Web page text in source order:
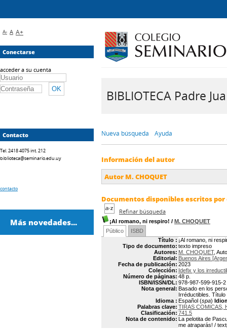
BIBLIOTECA Padre
Nueva búsqueda Ayuda
Información del autor
Autor M. CHOQUET
Documentos disponibles escritos
Refinar búsqueda
¡Al romano, ni respiro! / M. CHOQUET
Público
ISBD
Título : ¡Al romano, ni
Tipo de documento: texto impreso
Autores: M. CHOQUET,
Editorial: Buenos Aires
Fecha de publicación: 2023
Colección: Idefix y los
Número de páginas: 48 p.
ISBN/ISSN/DL: 978-987-599-915-2
Nota general: Basado en los
Irréductibles. Título
Idioma : Español (spa)
Palabras clave: TIRAS COMICAS,
Clasificación: 741.5
Nota de contenido: La pelotita de
me atraparás! /
A- A A+
Conectarse
acceder a su cuenta
Contacto
Tel. 2418 4075 int. 212
biblioteca@seminario.edu.uy
contacto
Más novedades...